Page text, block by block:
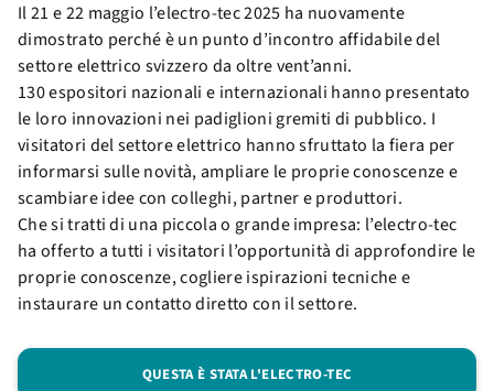
Il 21 e 22 maggio l’electro-tec 2025 ha nuovamente
dimostrato perché è un punto d’incontro affidabile del
settore elettrico svizzero da oltre vent’anni.
130 espositori nazionali e internazionali hanno presentato
le loro innovazioni nei padiglioni gremiti di pubblico. I
visitatori del settore elettrico hanno sfruttato la fiera per
informarsi sulle novità, ampliare le proprie conoscenze e
scambiare idee con colleghi, partner e produttori.
Che si tratti di una piccola o grande impresa: l’electro-tec
ha offerto a tutti i visitatori l’opportunità di approfondire le
proprie conoscenze, cogliere ispirazioni tecniche e
instaurare un contatto diretto con il settore.
QUESTA È STATA L'ELECTRO-TEC